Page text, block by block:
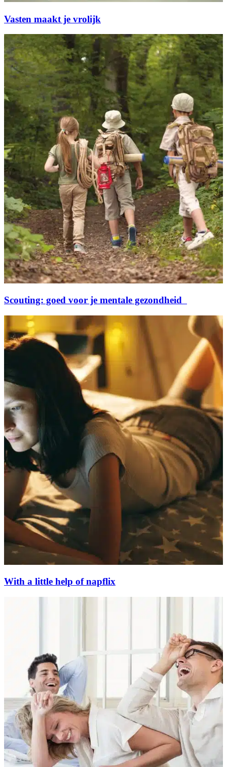
Vasten maakt je vrolijk
Scouting: goed voor je mentale gezondheid
With a little help of napflix